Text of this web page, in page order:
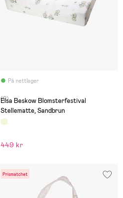
På nettlager
(0)
Elsa Beskow Blomsterfestival
Stellematte, Sandbrun
449 kr
Prismatchet